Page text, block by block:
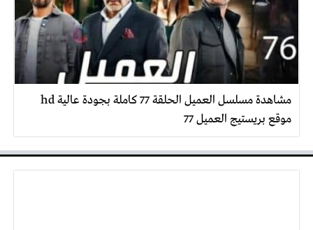
مشاهدة مسلسل العميل الحلقة 77 كاملة بجودة عالية hd
موقع بريستيج العميل 77